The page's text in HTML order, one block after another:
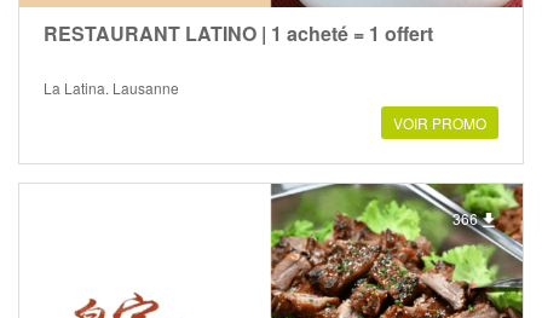
RESTAURANT LATINO | 1 acheté = 1 offert
La Latina, Lausanne
VOIR PROMO
366